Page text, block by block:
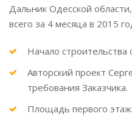
Дальник Одесской
всего за 4 месяца в 2015
Начало строительства
Авторский проект
требования Заказчика.
Площадь первого